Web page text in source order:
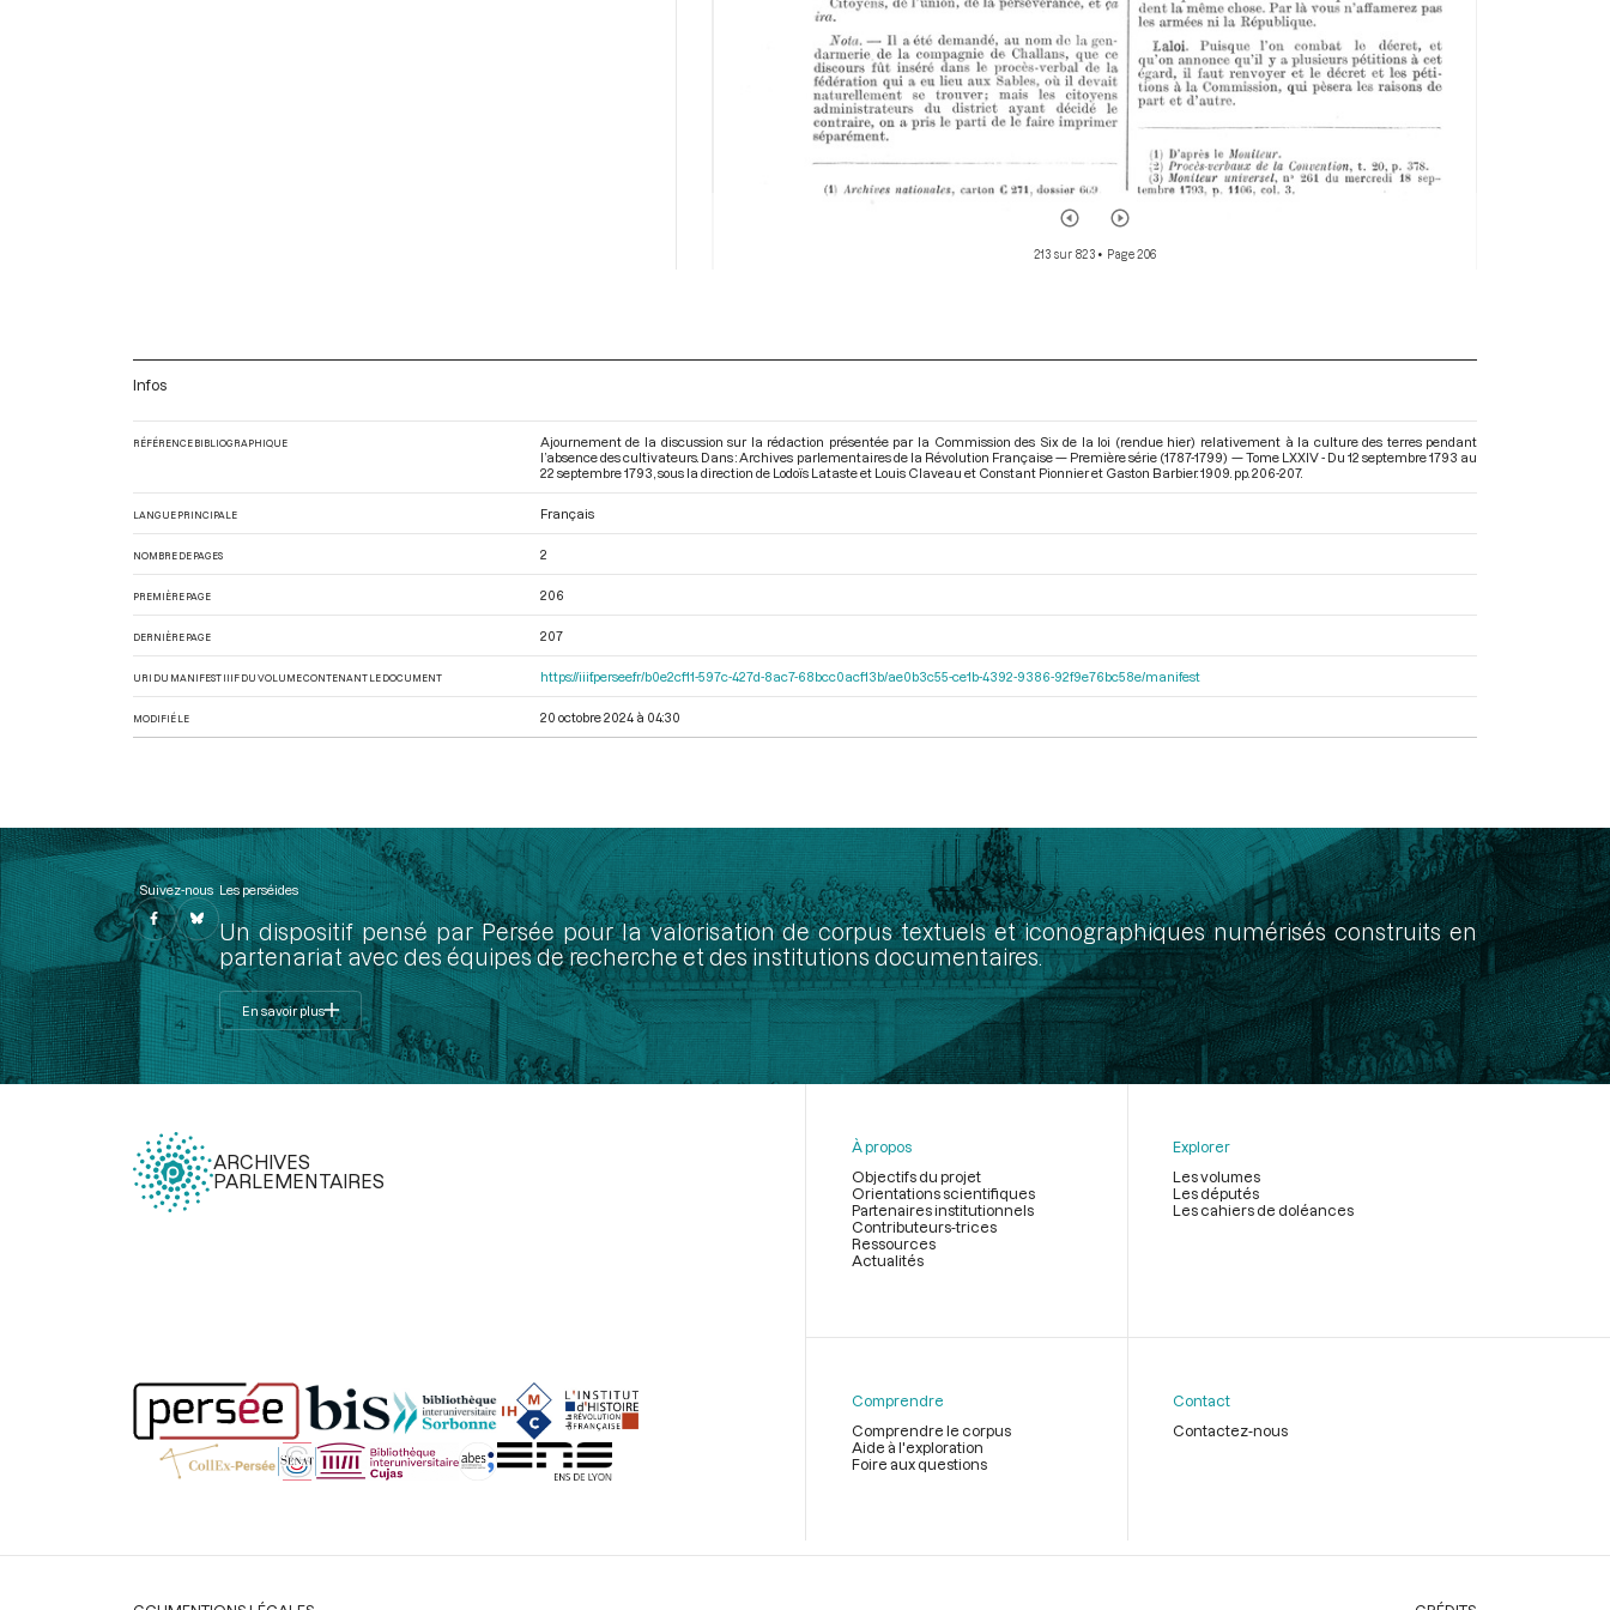
213 sur 823• Page 206
Infos
RÉFÉRENCE BIBLIOGRAPHIQUE
Ajournement de la discussion sur la rédaction présentée par la Commission des Six de la loi (rendue hier) relativement à la culture des terres pendant
l’absence des cultivateurs. Dans : Archives parlementaires de la Révolution Française — Première série (1787-1799) — Tome LXXIV - Du 12 septembre 1793 au
22 septembre 1793 , sous la direction de Lodoïs Lataste et Louis Claveau et Constant Pionnier et Gaston Barbier. 1909. pp. 206-207.
LANGUE PRINCIPALE Français
NOMBRE DE PAGES 2
PREMIÈRE PAGE 206
DERNIÈRE PAGE 207
URI DU MANIFEST IIIF DU VOLUME CONTENANT LE DOCUMENT https://iiif.persee.fr/b0e2cf11-597c-427d-8ac7-68bcc0acf13b/ae0b3c55-ce1b-4392-9386-92f9e76bc58e/manifest
MODIFIÉ LE 20 octobre 2024 à 04:30
Suivez-nous Les perséides
Un dispositif pensé par Persée pour la valorisation de corpus textuels et iconographiques numérisés construits en
partenariat avec des équipes de recherche et des institutions documentaires.
En savoir plus
ARCHIVES
PARLEMENTAIRES
page
À propos
Objectifs du projet
Orientations scientifiques
Partenaires institutionnels
Contributeurs-trices
Ressources
Actualités
Explorer
Les volumes
Les députés
Les cahiers de doléances
Comprendre
Comprendre le corpus
Aide à l'exploration
Foire aux questions
Contact
Contactez-nous
Légal